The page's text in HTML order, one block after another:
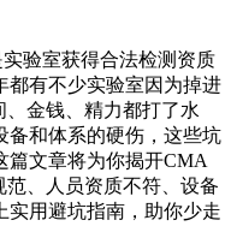
实验室获得合法检测资质
都有不少实验室因为掉进
、金钱、精力都打了水
备和体系的硬伤，这些坑
篇文章将为你揭开CMA
、人员资质不符、设备
实用避坑指南，助你少走